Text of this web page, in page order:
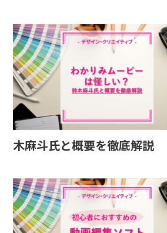
木麻斗氏と概要を徹底解説